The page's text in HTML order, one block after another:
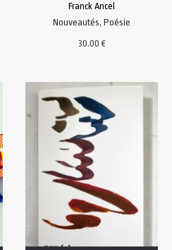
Franck Ancel
Nouveautés,Poésie
30.00€